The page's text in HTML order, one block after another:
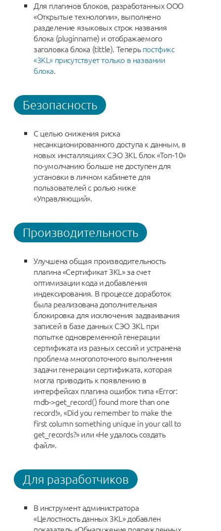
Для плагинов блоков, разработанных ООО
«Открытые технологии», выполнено
разделение языковых строк названия
блока (pluginname) и отображаемого
заголовка блока (tittle). Теперьпостфикс
«3KL» присутствует только в названии
блока.
Безопасность
С целью снижения риска
несанкционированного доступа к данным, в
новых инсталляциях СЭО 3KL блок «Топ-10»
по-умолчанию больше не доступен для
установки в личном кабинете для
пользователей с ролью ниже
«Управляющий».
Производительность
Улучшена общая производительность
плагина «Сертификат 3KL» за счет
оптимизации кода и добавления
индексирования. В процессе доработок
была реализована дополнительная
блокировка для исключения задваивания
записей в базе данных СЭО 3KL при
попытке одновременной генерации
сертификата из разных сессий и устранена
проблема многопоточного выполнения
задачи генерации сертификата, которая
могла приводить к появлению в
интерфейсах плагина ошибок типа «Error:
mdb->get_record() found more than one
record!», «Did you remember to make the
first column something unique in your call to
get_records?» или «Не удалось создать
файл».
Для разработчиков
В инструмент администратора
«Целостность данных 3KL» добавлен